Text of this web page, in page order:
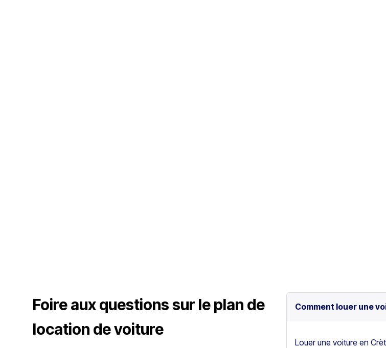
Foire aux questions sur le plan de
location de voiture
Comment louer une
Louer une voiture en